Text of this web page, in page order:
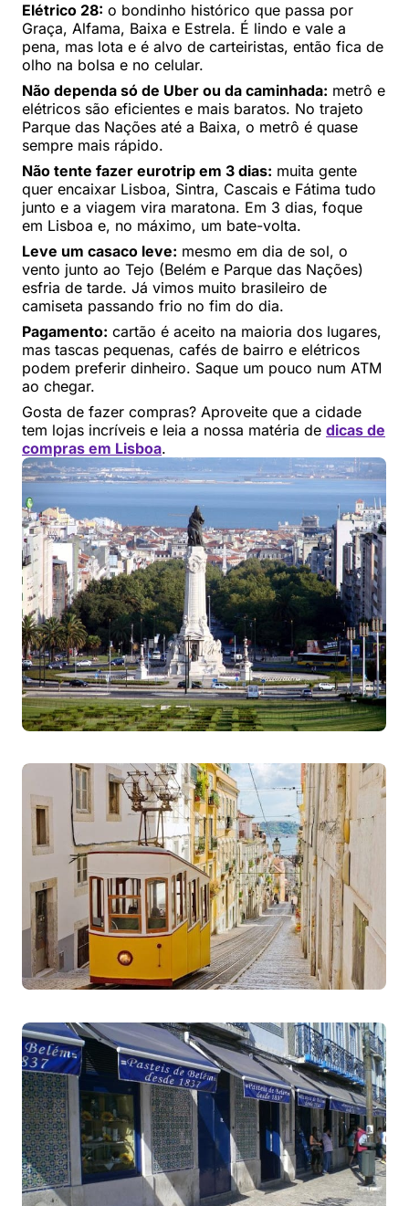
Elétrico 28: o bondinho histórico que passa por
Graça, Alfama, Baixa e Estrela. É lindo e vale a
pena, mas lota e é alvo de carteiristas, então fica de
olho na bolsa e no celular.
Não dependa só de Uber ou da caminhada: metrô e
elétricos são eficientes e mais baratos. No trajeto
Parque das Nações até a Baixa, o metrô é quase
sempre mais rápido.
Não tente fazer eurotrip em 3 dias: muita gente
quer encaixar Lisboa, Sintra, Cascais e Fátima tudo
junto e a viagem vira maratona. Em 3 dias, foque
em Lisboa e, no máximo, um bate-volta.
Leve um casaco leve: mesmo em dia de sol, o
vento junto ao Tejo (Belém e Parque das Nações)
esfria de tarde. Já vimos muito brasileiro de
camiseta passando frio no fim do dia.
Pagamento: cartão é aceito na maioria dos lugares,
mas tascas pequenas, cafés de bairro e elétricos
podem preferir dinheiro. Saque um pouco num ATM
ao chegar.
Gosta de fazer compras? Aproveite que a cidade
tem lojas incríveis e leia a nossa matéria de dicas de
compras em Lisboa.